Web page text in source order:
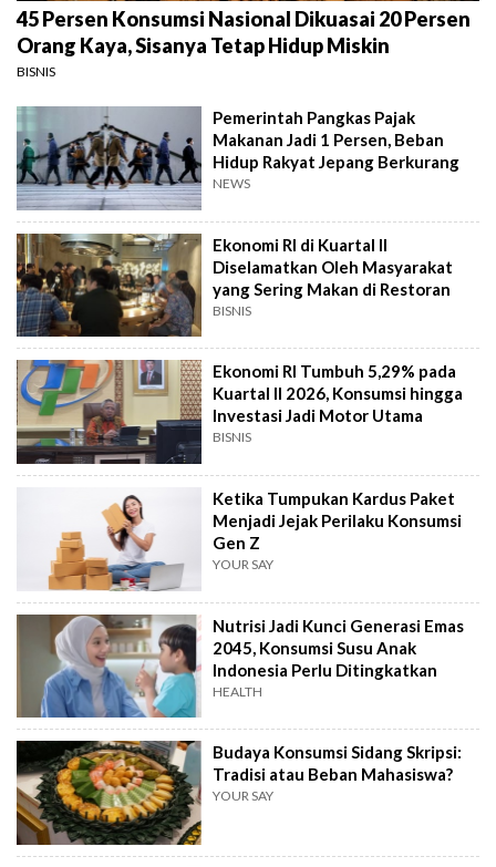
45 Persen Konsumsi Nasional Dikuasai 20 Persen
Orang Kaya, Sisanya Tetap Hidup Miskin
BISNIS
Pemerintah Pangkas Pajak
Makanan Jadi 1 Persen, Beban
Hidup Rakyat Jepang Berkurang
NEWS
Ekonomi RI di Kuartal II
Diselamatkan Oleh Masyarakat
yang Sering Makan di Restoran
BISNIS
Ekonomi RI Tumbuh 5,29% pada
Kuartal II 2026, Konsumsi hingga
Investasi Jadi Motor Utama
BISNIS
Ketika Tumpukan Kardus Paket
Menjadi Jejak Perilaku Konsumsi
Gen Z
YOUR SAY
Nutrisi Jadi Kunci Generasi Emas
2045, Konsumsi Susu Anak
Indonesia Perlu Ditingkatkan
HEALTH
Budaya Konsumsi Sidang Skripsi:
Tradisi atau Beban Mahasiswa?
YOUR SAY